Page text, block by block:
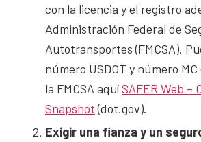
con la licencia y el registro
Administración Federal de
Autotransportes (FMCSA).
número USDOT y número
la FMCSA aquíSAFER Web –
Snapshot(dot.gov).
Exigir una fianza y un